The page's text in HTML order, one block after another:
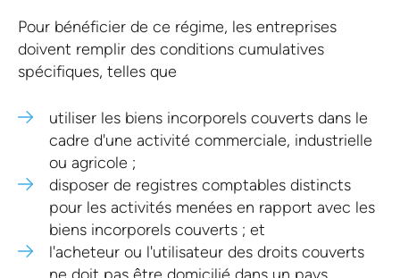
Pour bénéficier de ce régime, les entreprises
doivent remplir des conditions cumulatives
spécifiques, telles que
utiliser les biens incorporels couverts dans le
cadre d'une activité commerciale, industrielle
ou agricole ;
disposer de registres comptables distincts
pour les activités menées en rapport avec les
biens incorporels couverts ; et
l'acheteur ou l'utilisateur des droits couverts
ne doit pas être domicilié dans un pays